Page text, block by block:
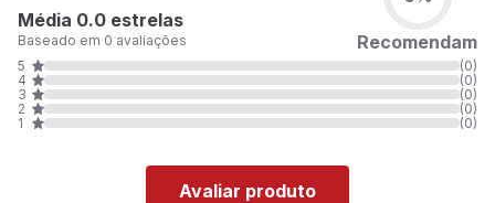
Média 0.0 estrelas
Baseado em 0 avaliações Recomendam
5
(0)
4
(0)
3
(0)
2
(0)
1
(0)
Avaliar produto